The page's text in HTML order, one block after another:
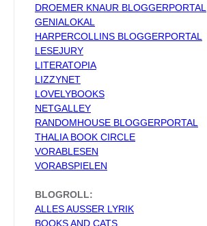
DROEMER KNAUR BLOGGERPORTAL
GENIALOKAL
HARPERCOLLINS BLOGGERPORTAL
LESEJURY
LITERATOPIA
LIZZYNET
LOVELYBOOKS
NETGALLEY
RANDOMHOUSE BLOGGERPORTAL
THALIA BOOK CIRCLE
VORABLESEN
VORABSPIELEN
BLOGROLL:
ALLES AUSSER LYRIK
BOOKS AND CATS